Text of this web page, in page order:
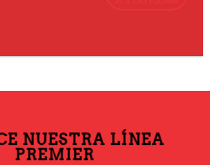
NUESTRA LÍNEA
PREMIER